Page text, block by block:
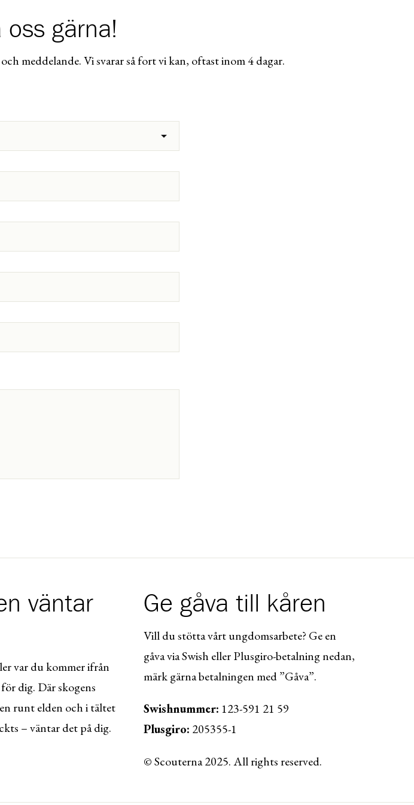
oss gärna!
meddelande. Vi svarar så fort vi kan, oftast inom 4 dagar.
väntar
var du kommer ifrån
dig. Där skogens
runt elden och i tältet
– väntar det på dig.
Ge gåva till kåren
Vill du stötta vårt ungdomsarbete? Ge en
gåva via Swish eller Plusgiro-betalning nedan,
märk gärna betalningen med ”Gåva”.
Swishnummer: 123-591 21 59
Plusgiro: 205355-1
© Scouterna 2025. All rights reserved.